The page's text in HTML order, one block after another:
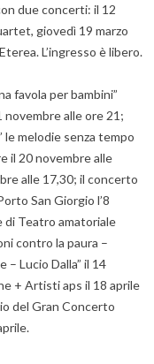
due concerti: il 12
giovedì 19 marzo
L’ingresso è libero.
favola per bambini”
alle ore 21;
le melodie senza tempo
il 20 novembre alle
alle 17,30; il concerto
San Giorgio l’8
di Teatro amatoriale
contro la paura –
– Lucio Dalla” il 14
+ Artisti aps il 18 aprile
del Gran Concerto